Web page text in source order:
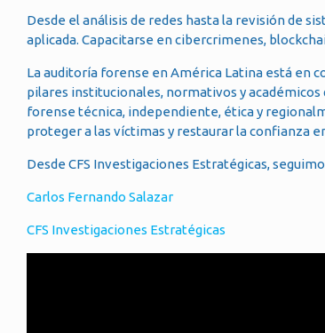
Desde el análisis de redes hasta la revisión de
aplicada. Capacitarse en cibercrimenes,
La auditoría forense en América Latina está en
pilares institucionales, normativos y
forense técnica, independiente, ética y
proteger a las víctimas y restaurar la confianza
Desde CFS Investigaciones Estratégicas,
Carlos Fernando Salazar
CFS Investigaciones Estratégicas